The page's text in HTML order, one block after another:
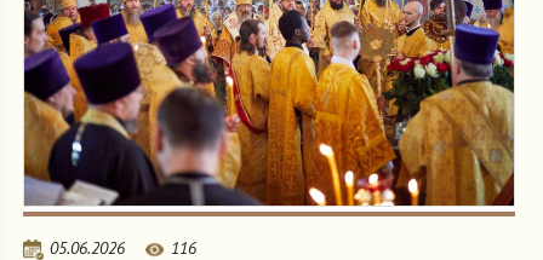
05.06.2026 116